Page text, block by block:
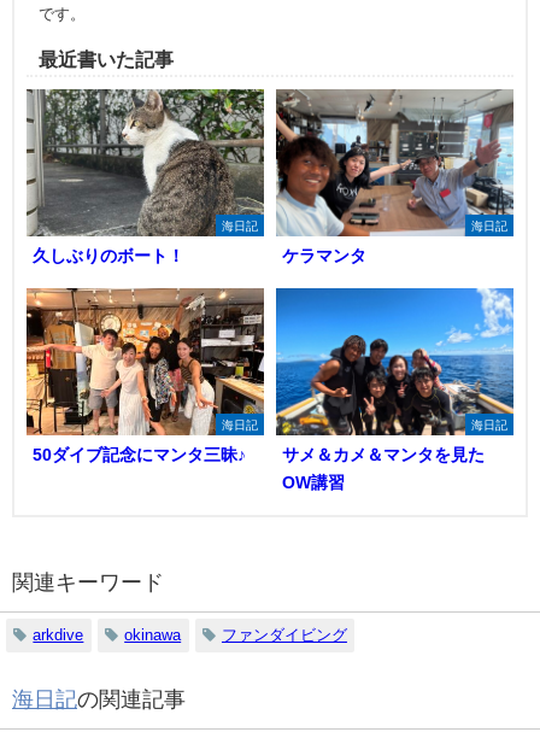
です。
最近書いた記事
海日記
久しぶりのボート！
海日記
ケラマンタ
海日記
50ダイブ記念にマンタ三昧♪
海日記
サメ＆カメ＆マンタを見た
OW講習
関連キーワード
arkdive okinawa ファンダイビング
海日記の関連記事